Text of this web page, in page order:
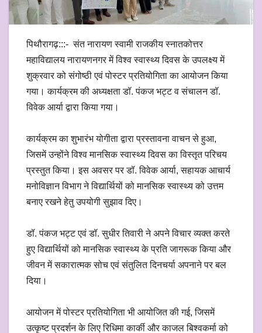
पिथौरागढ़:::- संत नारायण स्वामी राजकीय स्नातकोत्तर
महाविद्यालय नारायणनगर में विश्व स्वास्थ्य दिवस के उपलक्ष्य में
शुक्रवार को संगोष्ठी एवं पोस्टर प्रतियोगिता का आयोजन किया
गया। कार्यक्रम की अध्यक्षता डॉ. पंकज भट्ट व संचालन डॉ.
विवेक आर्या द्वारा किया गया।
कार्यक्रम का शुभारंभ योगीता द्वारा प्रस्तावना वाचन से हुआ,
जिसमें उन्होंने विश्व मानसिक स्वास्थ्य दिवस का विस्तृत परिचय
प्रस्तुत किया। इस अवसर पर डॉ. विवेक आर्या, सहायक आचार्य
मनोविज्ञान विभाग ने विद्यार्थियों को मानसिक स्वास्थ्य को उत्तम
बनाए रखने हेतु उपयोगी सुझाव दिए।
डॉ. पंकज भट्ट एवं डॉ. सुधीर तिवारी ने अपने विचार व्यक्त करते
हुए विद्यार्थियों को मानसिक स्वास्थ्य के प्रति जागरूक किया और
जीवन में सकारात्मक सोच एवं संतुलित दिनचर्या अपनाने पर बल
दिया।
आयोजन में पोस्टर प्रतियोगिता भी आयोजित की गई, जिसमें
उत्कृष्ट प्रदर्शन के लिए रिधिमा कार्की और काजल बिश्वकर्मा को